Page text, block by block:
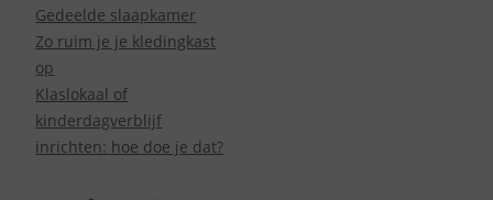
Gedeelde slaapkamer
Zo ruim je je kledingkast
op
Klaslokaal of
kinderdagverblijf
inrichten: hoe doe je dat?